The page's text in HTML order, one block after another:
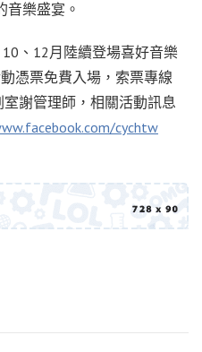
音樂盛宴。
、12月陸續登場喜好音樂
憑票免費入場，索票專線
謝管理師，相關活動訊息
cychtw